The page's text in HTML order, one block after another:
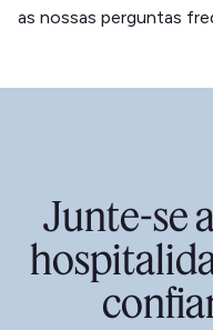
as nossas perguntas
Junte-se